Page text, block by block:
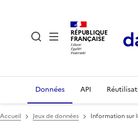
RÉPUBLIQUE
FRANÇAISE
Données API
Accueil Jeux de données Information sur